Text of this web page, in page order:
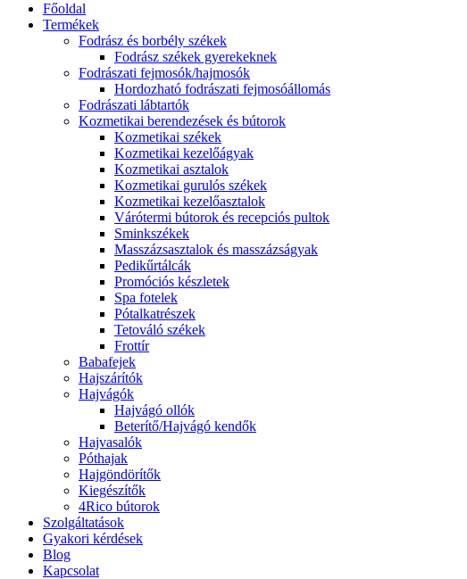
Főoldal
Termékek
Fodrász és borbély székek
Fodrász székek gyerekeknek
Fodrászati fejmosók/hajmosók
Hordozható fodrászati fejmosóállomás
Fodrászati lábtartók
Kozmetikai berendezések és bútorok
Kozmetikai székek
Kozmetikai kezelőágyak
Kozmetikai asztalok
Kozmetikai gurulós székek
Kozmetikai kezelőasztalok
Várótermi bútorok és recepciós pultok
Sminkszékek
Masszázsasztalok és masszázságyak
Pedikűrtálcák
Promóciós készletek
Spa fotelek
Pótalkatrészek
Tetováló székek
Frottír
Babafejek
Hajszárítók
Hajvágók
Hajvágó ollók
Beterítő/Hajvágó kendők
Hajvasalók
Póthajak
Hajgöndörítők
Kiegészítők
4Rico bútorok
Szolgáltatások
Gyakori kérdések
Blog
Kapcsolat